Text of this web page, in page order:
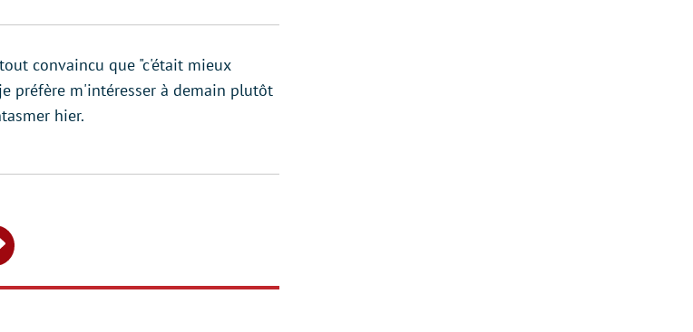
convaincu que "c'était mieux
préfère m'intéresser à demain plutôt
hier.